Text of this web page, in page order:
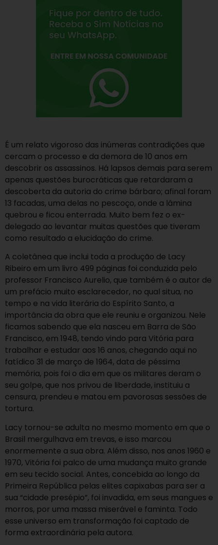
É um relato vigoroso das inúmeras contradições que
cercam o processo e da demora de 10 anos em
descobrir os assassinos. Há lapsos demais para serem
apenas questões burocráticas que retardaram a
descoberta da autoria do crime bárbaro; afinal foram
13 facadas, uma delas no pescoço, onde a lâmina
quebrou e ficou enterrada. Muito bem fez o ex-
delegado ao levantar muitas questões que tiveram
como resultado a elucidação do crime.
A coletânea que inclui toda a produção de Lacy
Ribeiro em um livro 499 páginas foi conduzida pelo
professor Francisco Aurelio, que também é o autor de
um prefácio muito esclarecedor, no qual situa, no
tempo e na vida literária do Espírito Santo, a
importância da obra que ele reuniu e organizou. Nele
ficamos sabendo que ela nasceu em Barra de São
Francisco, em 1948, tendo vindo para Vitória para
trabalhar e estudar aos 16 anos, chegando aqui no
fatídico 31 de março de 1964, data de péssima
memória, pois foi o dia em que os militares deram o
seu golpe, que nos privou de liberdade, instituiu a
censura, prendeu e matou em pavorosas sessões de
tortura.
Lacy tornou-se adulta no mesmo momento em que o
Brasil mergulhava em trevas, e isso marcou
enormemente a sua obra. Além disso, nos anos 1960 e
1970, Vitória foi palco de uma mudança muito grande
em seu tecido social. Antes, concebida ao longo da
Primeira República pelas elites capixabas para ser a
sua “cidade presépio”, foi invadida, em seus mangues e
morros, por uma massa miserável e faminta. Todo
esse universo em transformação foi captado de
forma extraordinária pela autora.